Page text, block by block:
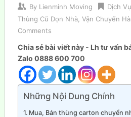
By Lienminh Moving Dịch
Thùng Cũ Dọn Nhà, Vận Chuyển
Comments
Chia sẻ bài viết này - Lh tư vấn
Zalo 0888 600 700
Những Nội Dung Chính
Mua, Bán thùng carton chuyển